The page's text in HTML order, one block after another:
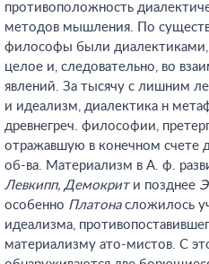
противоположность
методов мышления. По
философы были диалектиками,
целое и, следовательно, во
явлений. За тысячу с лишним
и идеализм, диалектика н
древнегреч. философии,
отражавшую в конечном счете
об-ва. Материализм в А. ф.
Левкипп, Демокрити позднее
особенно Платонасложилось
идеализма,
материализму ато-мистов. С